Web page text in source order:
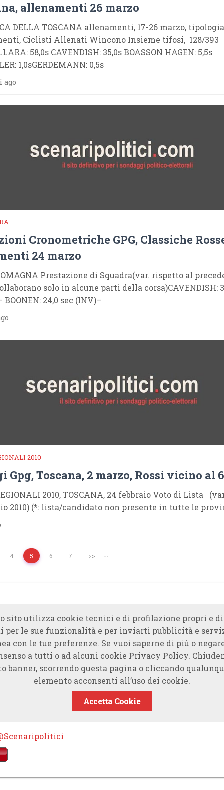
allenamenti 26 marzo
DELLA TOSCANA allenamenti, 17-26 marzo, tipologia
Ciclisti Allenati Wincono Insieme tifosi, 128/393
58,0s CAVENDISH: 35,0s BOASSON HAGEN: 5,5s
1,0sGERDEMANN: 0,5s
ago
Cronometriche GPG, Classiche
24 marzo
Prestazione di Squadra(var. rispetto al
solo in alcune parti della corsa)CAVENDISH:
BOONEN: 24,0 sec (INV)–
2010
Gpg, Toscana, 2 marzo, Rossi vicino al
2010, TOSCANA, 24 febbraio Voto di Lista
2010) (*: lista/candidato non presente in tutte le
…
4 5 6 7 >>
sito utilizza cookie tecnici e di profilazione propri e
per le sue funzionalità e per inviarti pubblicità e
con le tue preferenze. Se vuoi saperne di più o
a tutti o ad alcuni cookie Privacy Policy.
banner, scorrendo questa pagina o cliccando
elemento acconsenti all’uso dei cookie.
Accetta Cookie